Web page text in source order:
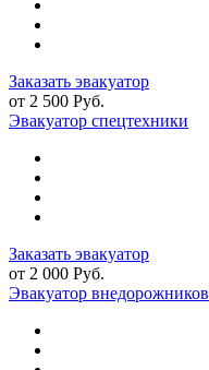
Заказать эвакуатор
от 2 500 Руб.
Эвакуатор спецтехники
Заказать эвакуатор
от 2 000 Руб.
Эвакуатор внедорожников